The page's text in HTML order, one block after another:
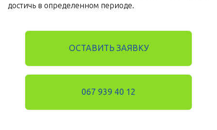
достичь в определенном периоде.
ОСТАВИТЬ ЗАЯВКУ
067 939 40 12